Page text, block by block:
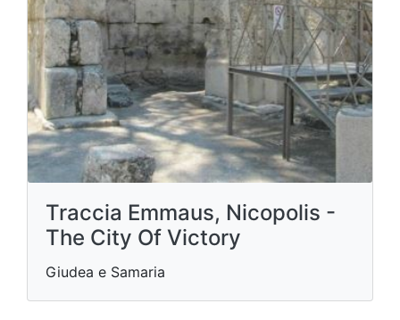
Traccia Emmaus, Nicopolis -
The City Of Victory
Giudea e Samaria